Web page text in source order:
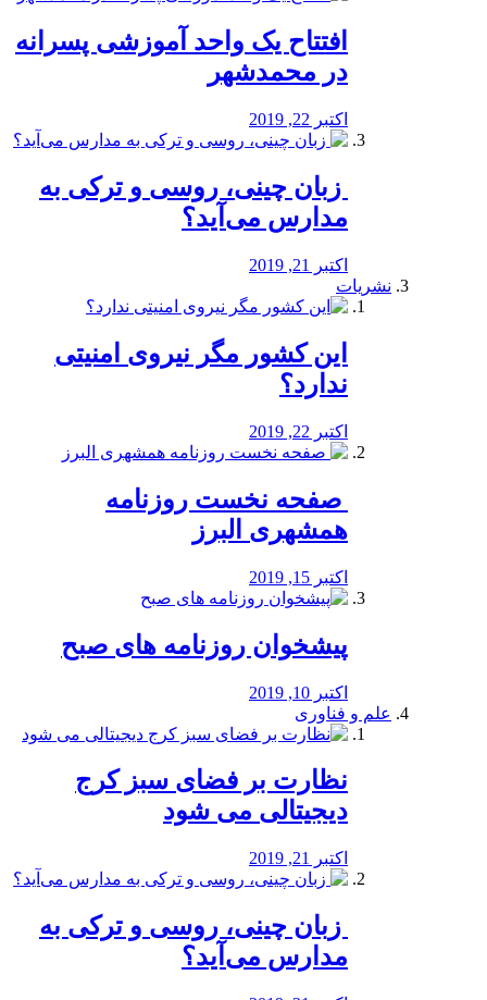
افتتاح یک واحد آموزشی پسرانه
در محمدشهر
اکتبر 22, 2019
️ زبان چینی، روسی و ترکی به
مدارس می‌آید؟
اکتبر 21, 2019
نشریات
این کشور مگر نیروی امنیتی
ندارد؟
اکتبر 22, 2019
️ صفحه نخست روزنامه‌
همشهری البرز
اکتبر 15, 2019
پیشخوان روزنامه های صبح
اکتبر 10, 2019
علم و فناوری
نظارت بر فضای سبز کرج
دیجیتالی می شود
اکتبر 21, 2019
️ زبان چینی، روسی و ترکی به
مدارس می‌آید؟